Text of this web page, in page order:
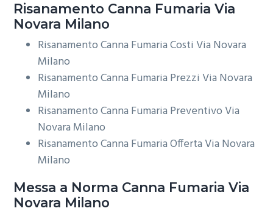
Risanamento Canna Fumaria Via
Novara Milano
Risanamento Canna Fumaria Costi Via Novara
Milano
Risanamento Canna Fumaria Prezzi Via Novara
Milano
Risanamento Canna Fumaria Preventivo Via
Novara Milano
Risanamento Canna Fumaria Offerta Via Novara
Milano
Messa a Norma Canna Fumaria Via
Novara Milano